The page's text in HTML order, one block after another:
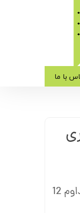
با ما
شنود صدا و شارژدهی به مدت 20 روز استندبای و استفاده مداوم 12